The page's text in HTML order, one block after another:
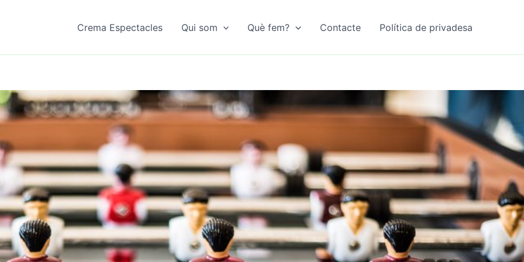
Crema Espectacles Qui som Què fem? Contacte Política de privadesa